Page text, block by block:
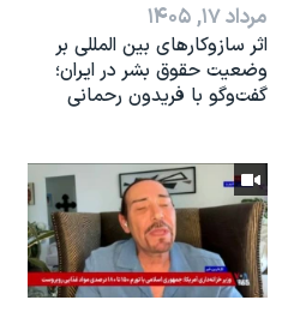
مرداد ۱۷, ۱۴۰۵
اثر ساز‌و‌کارهای بین المللی بر
وضعیت حقوق بشر در ایران؛
گفت‌وگو با فریدون رحمانی